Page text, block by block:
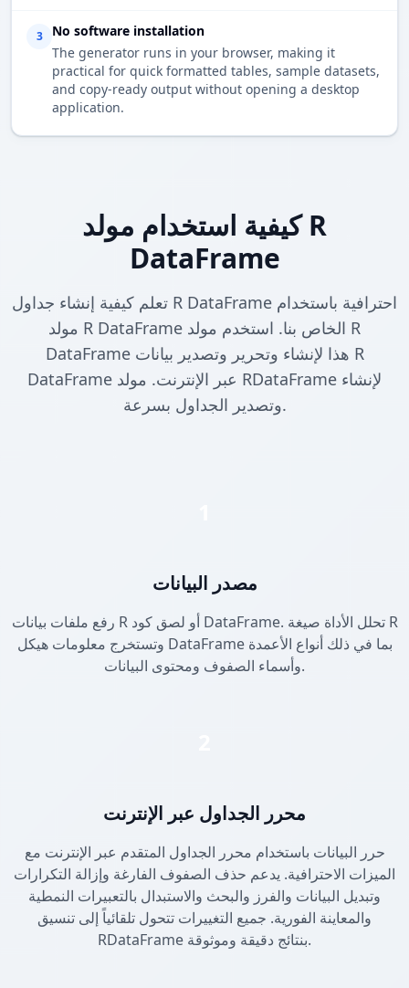
3
No software installation
The generator runs in your browser, making it
practical for quick formatted tables, sample datasets,
and copy-ready output without opening a desktop
application.
كيفية استخدام مولد R
DataFrame
تعلم كيفية إنشاء جداول R DataFrame احترافية باستخدام
مولد R DataFrame الخاص بنا. استخدم مولد R
DataFrame هذا لإنشاء وتحرير وتصدير بيانات R
DataFrame عبر الإنترنت. مولد RDataFrame لإنشاء
وتصدير الجداول بسرعة.
مصدر البيانات
رفع ملفات بيانات R أو لصق كود DataFrame. تحلل الأداة صيغة R
وتستخرج معلومات هيكل DataFrame بما في ذلك أنواع الأعمدة
وأسماء الصفوف ومحتوى البيانات.
محرر الجداول عبر الإنترنت
حرر البيانات باستخدام محرر الجداول المتقدم عبر الإنترنت مع
الميزات الاحترافية. يدعم حذف الصفوف الفارغة وإزالة التكرارات
وتبديل البيانات والفرز والبحث والاستبدال بالتعبيرات النمطية
والمعاينة الفورية. جميع التغييرات تتحول تلقائياً إلى تنسيق
RDataFrame بنتائج دقيقة وموثوقة.